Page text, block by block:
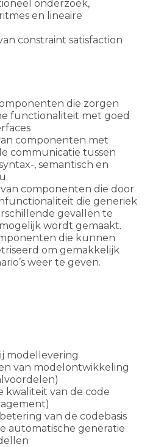
onderzoek,
en lineaire
constraint satisfaction
die zorgen
functionaliteit met goed
componenten met
communicatie tussen
, semantisch en
componenten die door
die generiek
gevallen te
wordt gemaakt.
die kunnen
om gemakkelijk
weer te geven.
modellevering
van modelontwikkeling
van de code
van de codebasis
automatische generatie